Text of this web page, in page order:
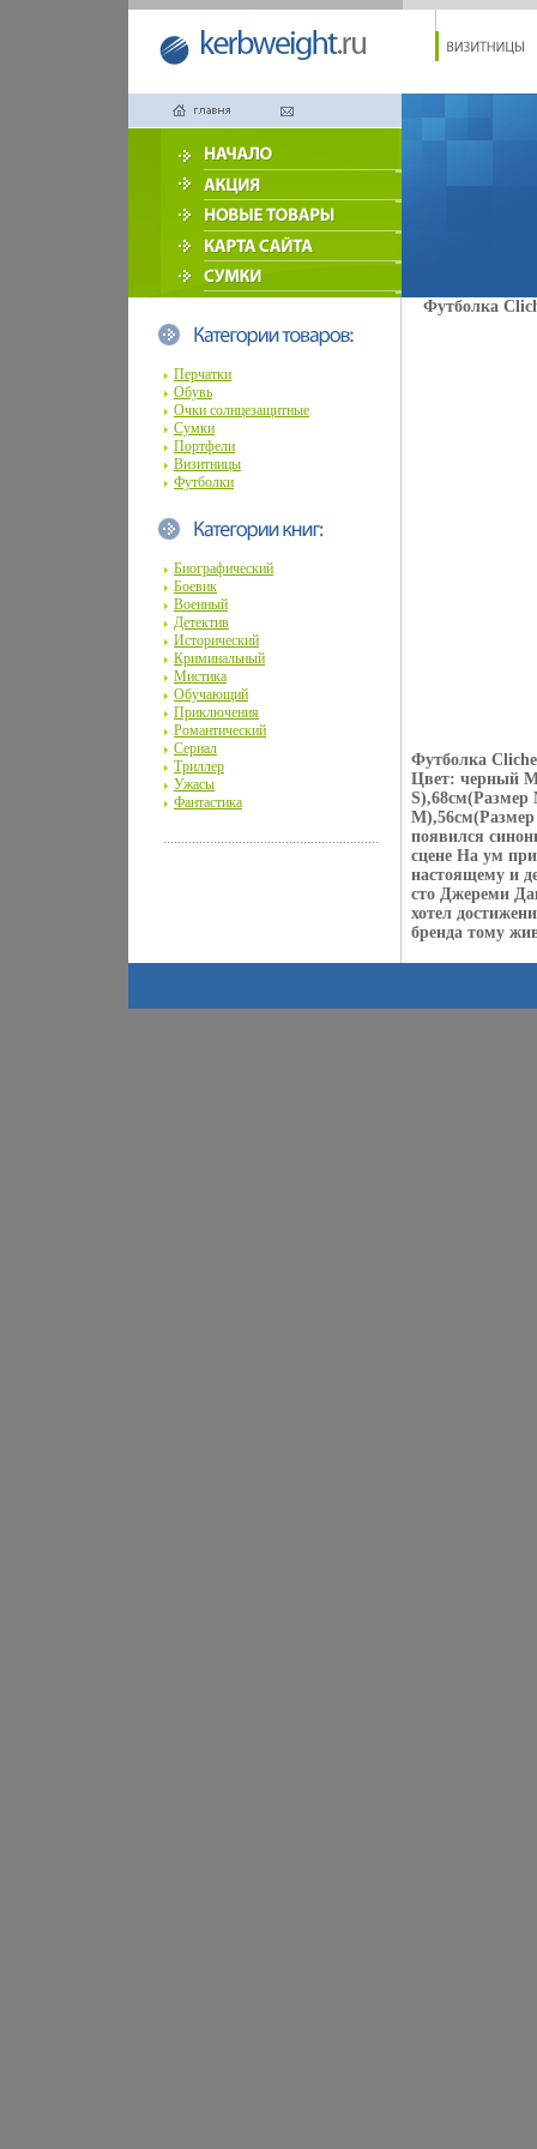
Перчатки
Обувь
Очки солнцезащитные
Сумки
Портфели
Визитницы
Футболки
Футболка
Футболка
Цвет: черный
M),56см(Размер
появился
сцене На ум
настоящему и
сто Джереми
хотел
бренда тому
Биографический
Боевик
Военный
Детектив
Исторический
Криминальный
Мистика
Обучающий
Приключения
Романтический
Сериал
Триллер
Ужасы
Фантастика